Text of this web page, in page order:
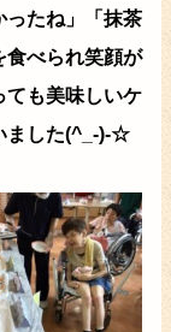
ったね」「抹茶
食べられ笑顔が
ても美味しいケ
ました(^_-)-☆